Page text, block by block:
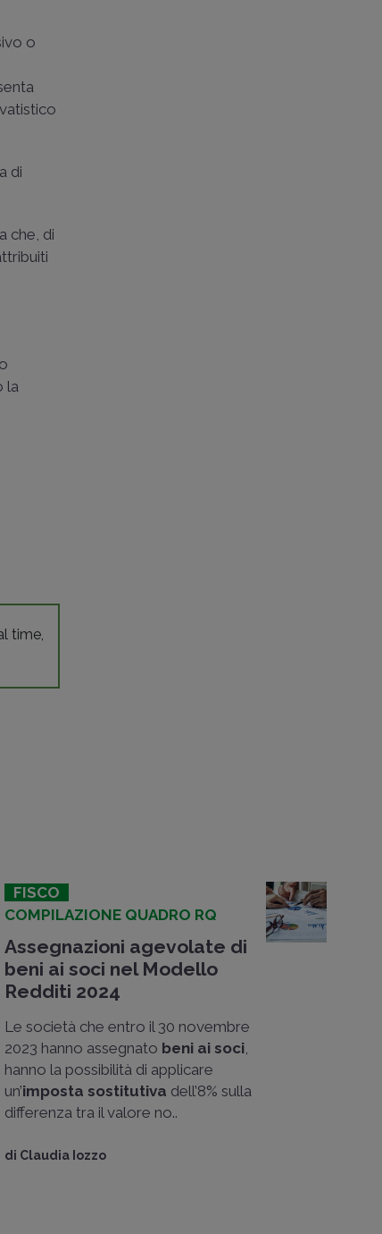
o
di
che, di
la
time,
FISCO
COMPILAZIONE QUADRO RQ
Assegnazioni agevolate di
beni ai soci nel Modello
Redditi 2024
Le società che entro il 30 novembre
2023 hanno assegnato beni ai soci,
hanno la possibilità di applicare
un’imposta sostitutiva dell’8% sulla
differenza tra il valore no..
di Claudia Iozzo